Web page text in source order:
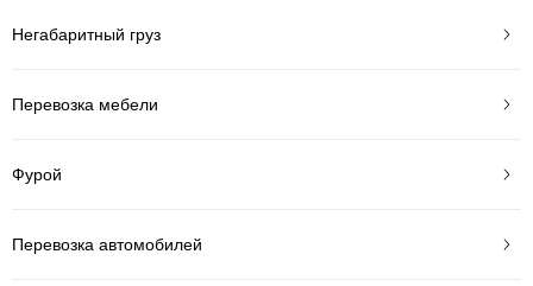
Негабаритный груз
Перевозка мебели
Фурой
Перевозка автомобилей